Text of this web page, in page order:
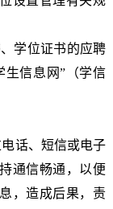
学位证书的应聘
生信息网”（学信
话、短信或电子
通信畅通，以便
，造成后果，责